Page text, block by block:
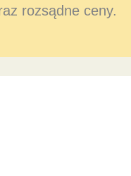
rozsądne ceny.